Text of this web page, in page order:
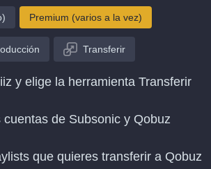
Premium (varios a la vez)
Transferir
y elige la herramienta Transferir
cuentas de Subsonic y Qobuz
que quieres transferir a Qobuz